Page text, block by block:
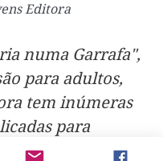
Editora
numa Garrafa",
para adultos,
tem inúmeras
para
jovens.